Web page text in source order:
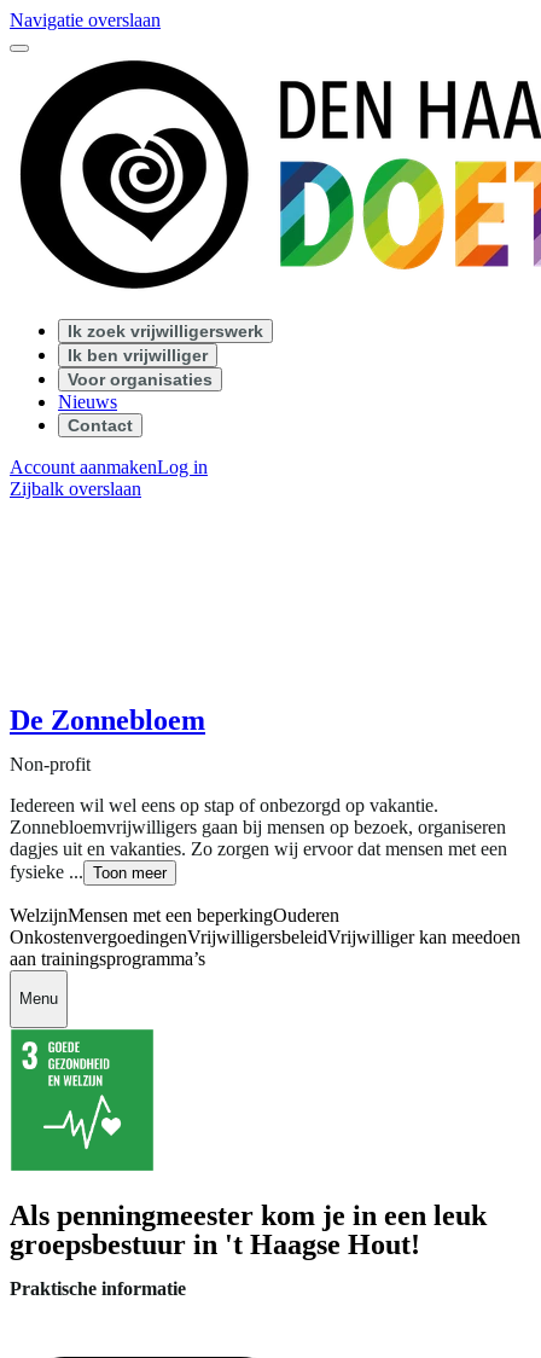
Navigatie overslaan
Ik zoek vrijwilligerswerk
Ik ben vrijwilliger
Voor organisaties
Nieuws
Contact
Account aanmakenLog in
Zijbalk overslaan
De Zonnebloem
Non-profit
Iedereen wil wel eens op stap of onbezorgd op vakantie.
Zonnebloemvrijwilligers gaan bij mensen op bezoek, organiseren
dagjes uit en vakanties. Zo zorgen wij ervoor dat mensen met een
fysieke ... Toon meer
WelzijnMensen met een beperkingOuderen
OnkostenvergoedingenVrijwilligersbeleidVrijwilliger kan meedoen
aan trainingsprogramma’s
Menu
Als penningmeester kom je in een leuk
groepsbestuur in 't Haagse Hout!
Praktische informatie